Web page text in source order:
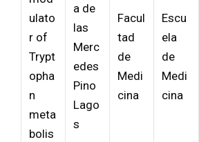
ulato
r of
Trypt
opha
n
meta
bolis
a de
las
Merc
edes
Pino
Lago
s
Facul
tad
de
Medi
cina
Escu
ela
de
Medi
cina